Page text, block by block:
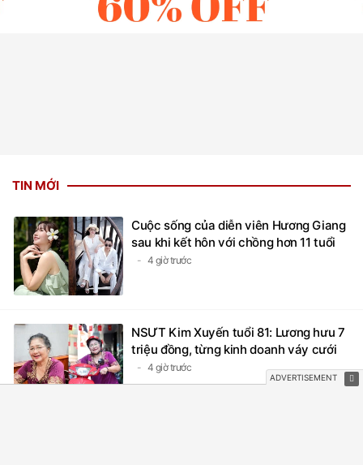
TIN MỚI
Cuộc sống của diễn viên Hương Giang
sau khi kết hôn với chồng hơn 11 tuổi
4 giờ trước
NSƯT Kim Xuyến tuổi 81: Lương hưu 7
triệu đồng, từng kinh doanh váy cưới
4 giờ trước